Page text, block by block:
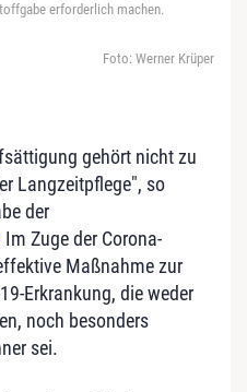
erforderlich machen.
Foto: Werner Krüper
gehört nicht zu
Langzeitpflege", so
der
Im Zuge der Corona-
Maßnahme zur
Erkrankung, die weder
noch besonders
sei.